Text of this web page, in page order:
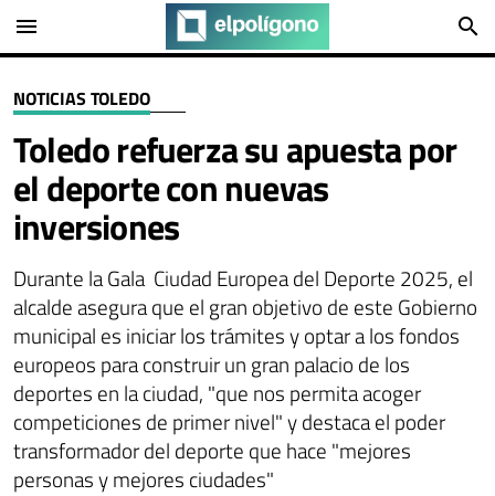
menu search
NOTICIAS TOLEDO
Toledo refuerza su apuesta por
el deporte con nuevas
inversiones
Durante la Gala Ciudad Europea del Deporte 2025, el
alcalde asegura que el gran objetivo de este Gobierno
municipal es iniciar los trámites y optar a los fondos
europeos para construir un gran palacio de los
deportes en la ciudad, "que nos permita acoger
competiciones de primer nivel" y destaca el poder
transformador del deporte que hace "mejores
personas y mejores ciudades"